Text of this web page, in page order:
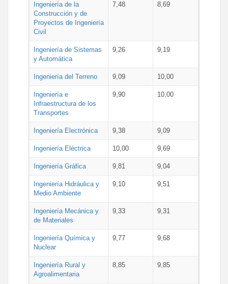
Ingeniería de la
Construcción y de
Proyectos de Ingeniería
Civil
7,48 8,69
Ingeniería de Sistemas
y Automática
9,26 9,19
Ingeniería del Terreno 9,09 10,00
Ingeniería e
Infraestructura de los
Transportes
9,90 10,00
Ingeniería Electrónica 9,38 9,09
Ingeniería Eléctrica 10,00 9,69
Ingeniería Gráfica 9,81 9,04
Ingeniería Hidráulica y
Medio Ambiente
9,10 9,51
Ingeniería Mecánica y
de Materiales
9,33 9,31
Ingeniería Química y
Nuclear
9,77 9,68
Ingeniería Rural y
Agroalimentaria
8,85 9,85